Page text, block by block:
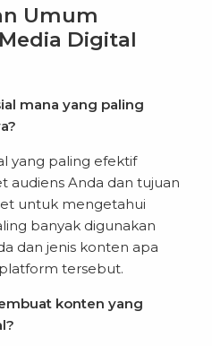
Umum
Digital
mana yang paling
yang paling efektif
audiens Anda dan tujuan
untuk mengetahui
banyak digunakan
dan jenis konten apa
tersebut.
konten yang